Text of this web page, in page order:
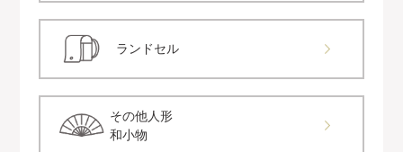
ランドセル
その他人形
和小物